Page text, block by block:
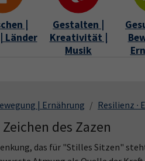
|
Länder
Gestalten |
Kreativität |
Musik
| Ernährung Resilienz ∙
des Zazen
das für "Stilles Sitzen"